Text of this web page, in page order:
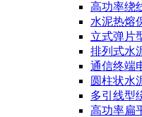
高功率绕
水泥热熔
立式弹片
排列式水
通信终端
圆柱状水
多引线型
高功率扁